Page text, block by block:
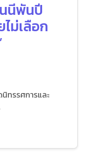
นีพันปี
ไม่เลือก
นิทรรศการและ